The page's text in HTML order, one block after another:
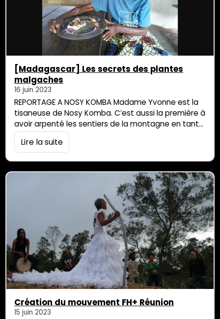
[Madagascar] Les secrets des plantes
malgaches
16 juin 2023
REPORTAGE A NOSY KOMBA Madame Yvonne est la
tisaneuse de Nosy Komba. C’est aussi la première à
avoir arpenté les sentiers de la montagne en tant
que guide. Aujourd’hui âgée de 82 ans elle ne peut
plus monter en forêt mais dispense toujours autant
Lire la suite
Création du mouvement FH+ Réunion
15 juin 2023